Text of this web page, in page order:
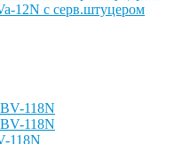
12N с серв.штуцером
118N